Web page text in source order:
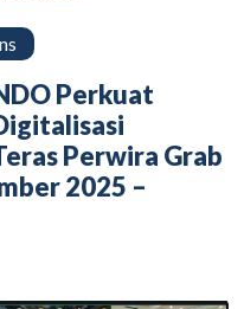
Perkuat
Perwira Grab
2025 –